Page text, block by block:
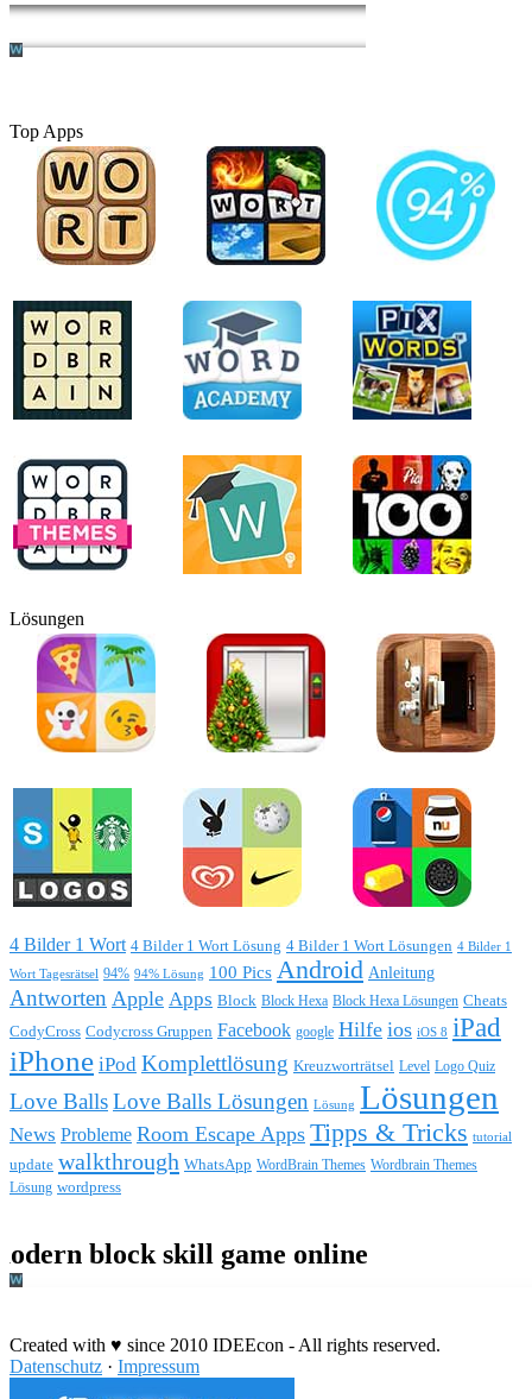
Top Apps
Lösungen
4 Bilder 1 Wort 4 Bilder 1 Wort Lösung 4 Bilder 1 Wort Lösungen 4 Bilder 1
Wort Tagesrätsel 94% 94% Lösung 100 Pics Android Anleitung
Antworten Apple Apps Block Block Hexa Block Hexa Lösungen Cheats
CodyCross Codycross Gruppen Facebook google Hilfe ios iOS 8 iPad
iPhone iPod Komplettlösung Kreuzworträtsel Level Logo Quiz
Love BallsLove Balls Lösungen Lösung Lösungen
News Probleme Room Escape Apps Tipps & Tricks tutorial
update walkthrough WhatsApp WordBrain Themes Wordbrain Themes
Lösung wordpress
Created with ♥ since 2010 IDEEcon - All rights reserved.
Datenschutz · Impressum